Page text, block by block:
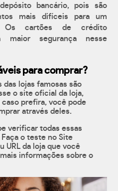
bancário, pois são
mais difíceis para um
Os cartões de crédito
maior segurança nesse
para comprar?
lojas famosas são
o site oficial da loja,
caso prefira, você pode
através deles.
verificar todas essas
o teste no Site
URL da loja que você
informações sobre o